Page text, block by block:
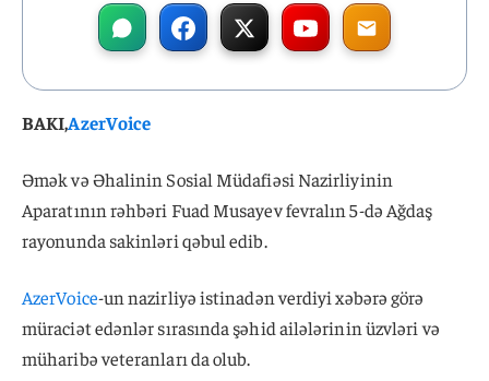
BAKI,AzerVoice
Əmək və Əhalinin Sosial Müdafiəsi Nazirliyinin
Aparatının rəhbəri Fuad Musayev fevralın 5-də Ağdaş
rayonunda sakinləri qəbul edib.
AzerVoice-un nazirliyə istinadən verdiyi xəbərə görə
müraciət edənlər sırasında şəhid ailələrinin üzvləri və
müharibə veteranları da olub.